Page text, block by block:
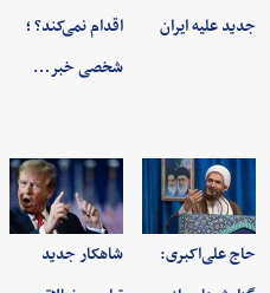
جدید علیه ایران
اقدام نمی‌کند؟ ؛
شخصی خبر…
حاج علی‌اکبری:
شاهکار جدید